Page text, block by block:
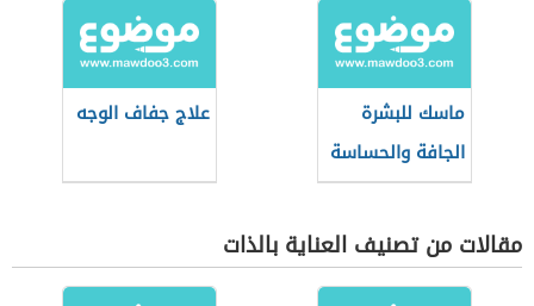
ماسك للبشرة
الجافة والحساسة
علاج جفاف الوجه
مقالات من تصنيف العناية بالذات